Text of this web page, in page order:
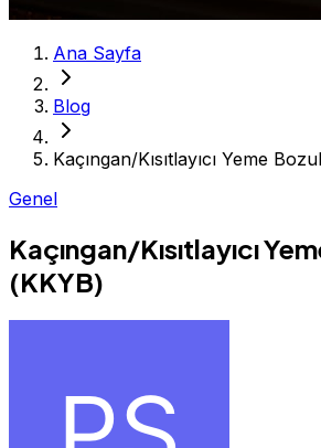
Ana Sayfa
Blog
Kaçıngan/Kısıtlayıcı Yeme
Genel
Kaçıngan/Kısıtlayıcı
(KKYB)